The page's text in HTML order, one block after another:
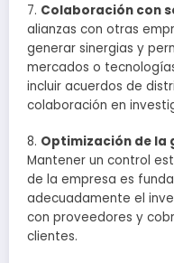
7. Colaboración con
alianzas con otras
generar sinergias y
mercados o
incluir acuerdos de
colaboración en
8. Optimización de la
Mantener un control
de la empresa es
adecuadamente el
con proveedores y
clientes.